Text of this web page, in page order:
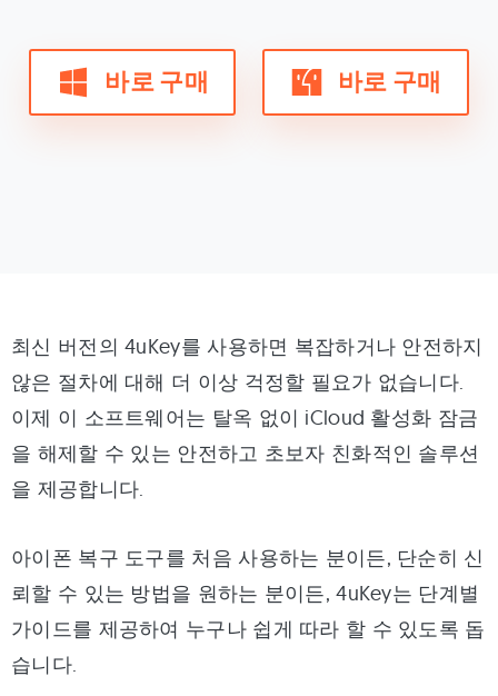
바로 구매 바로 구매
최신 버전의 4uKey를 사용하면 복잡하거나 안전하지
않은 절차에 대해 더 이상 걱정할 필요가 없습니다.
이제 이 소프트웨어는 탈옥 없이 iCloud 활성화 잠금
을 해제할 수 있는 안전하고 초보자 친화적인 솔루션
을 제공합니다.
아이폰 복구 도구를 처음 사용하는 분이든, 단순히 신
뢰할 수 있는 방법을 원하는 분이든, 4uKey는 단계별
가이드를 제공하여 누구나 쉽게 따라 할 수 있도록 돕
습니다.